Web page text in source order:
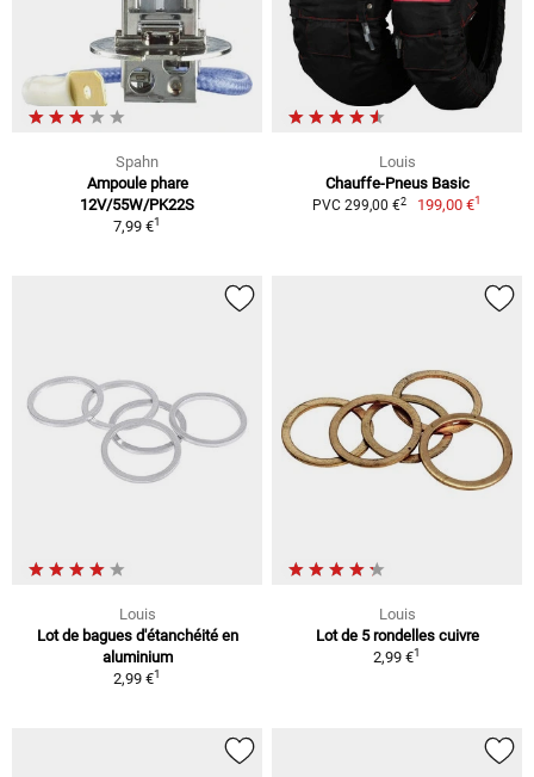
Spahn
Ampoule phare
12V/55W/PK22S
7,99 €1
Louis
Chauffe-Pneus Basic
PVC 299,00 €2 199,00 €1
Louis
Lot de bagues d'étanchéité en
aluminium
2,99 €1
Louis
Lot de 5 rondelles cuivre
2,99 €1